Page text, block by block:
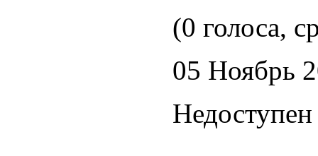
(0 голоса,
05 Ноябрь